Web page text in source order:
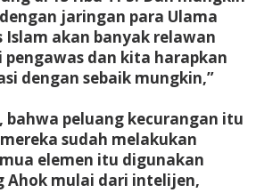
jaringan para Ulama
Islam akan banyak relawan
pengawas dan kita harapkan
dengan sebaik mungkin,”
bahwa peluang kecurangan itu
sudah melakukan
elemen itu digunakan
Ahok mulai dari intelijen,